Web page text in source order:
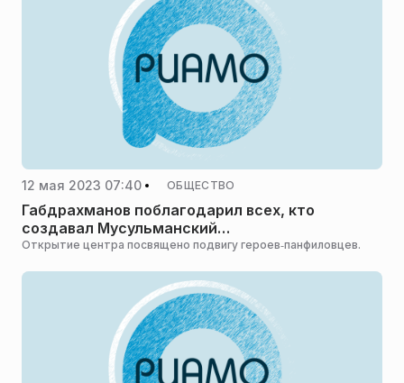
12 мая 2023 07:40 ОБЩЕСТВО
Габдрахманов поблагодарил всех, кто
создавал Мусульманский
духовно‑просветительский центр
Открытие центра посвящено подвигу героев‑панфиловцев.